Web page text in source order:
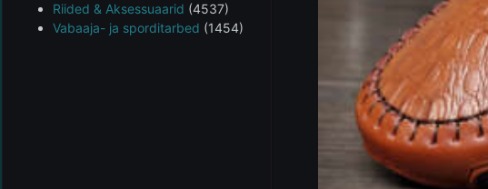
Riided & Aksessuaarid (4537)
Vabaaja- ja sporditarbed (1454)